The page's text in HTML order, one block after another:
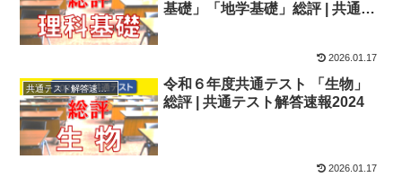
基礎」「地学基礎」総評 | 共通テ
2026.01.17
共通テスト解答速報2024
令和６年度共通テスト 「生物」
総評 | 共通テスト解答速報2024
2026.01.17